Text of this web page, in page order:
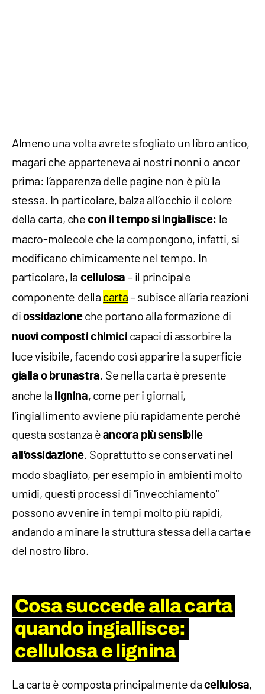
Almeno una volta avrete sfogliato un libro antico,
magari che apparteneva ai nostri nonni o ancor
prima: l’apparenza delle pagine non è più la
stessa. In particolare, balza all’occhio il colore
della carta, checon il tempo si ingiallisce: le
macro-molecole che la compongono, infatti, si
modificano chimicamente nel tempo. In
particolare, la cellulosa – il principale
componente della carta– subisce all’aria reazioni
di ossidazione che portano alla formazione di
nuovi composti chimici capaci di assorbire la
luce visibile, facendo così apparire la superficie
gialla o brunastra. Se nella carta è presente
anche la lignina, come per i giornali,
l’ingiallimento avviene più rapidamente perché
questa sostanza è ancora più sensibile
all’ossidazione. Soprattutto se conservati nel
modo sbagliato, per esempio in ambienti molto
umidi, questi processi di "invecchiamento"
possono avvenire in tempi molto più rapidi,
andando a minare la struttura stessa della carta e
del nostro libro.
Cosa succede alla carta
quando ingiallisce:
cellulosa e lignina
La carta è composta principalmente da cellulosa,